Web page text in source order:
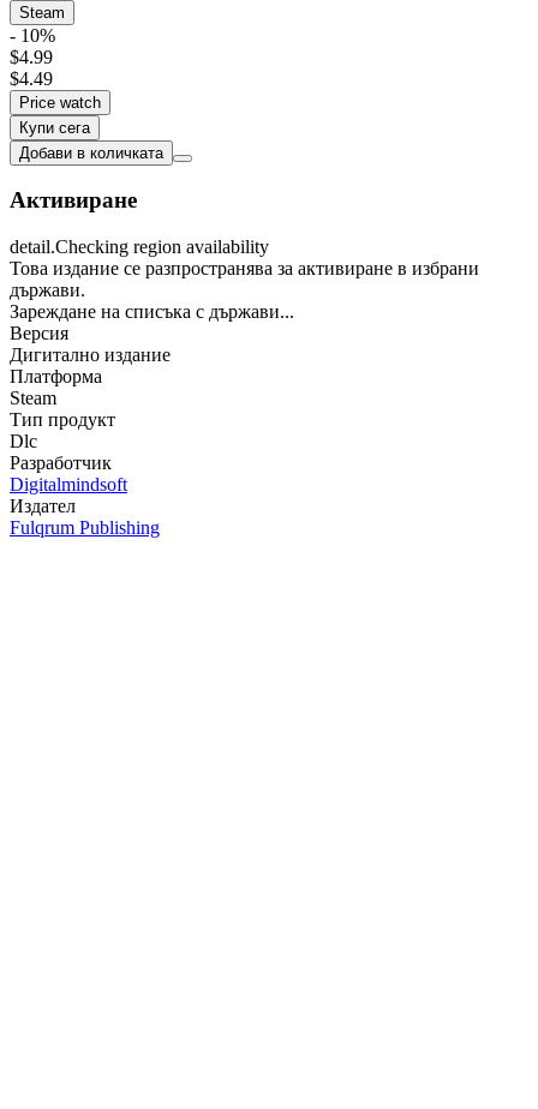
Steam
- 10%
$4.99
$4.49
Price watch
Купи сега
Добави в количката
Активиране
detail.Checking region availability
Това издание се разпространява за активиране в избрани
държави.
Зареждане на списъка с държави...
Версия
Дигитално издание
Платформа
Steam
Тип продукт
Dlc
Разработчик
Digitalmindsoft
Издател
Fulqrum Publishing